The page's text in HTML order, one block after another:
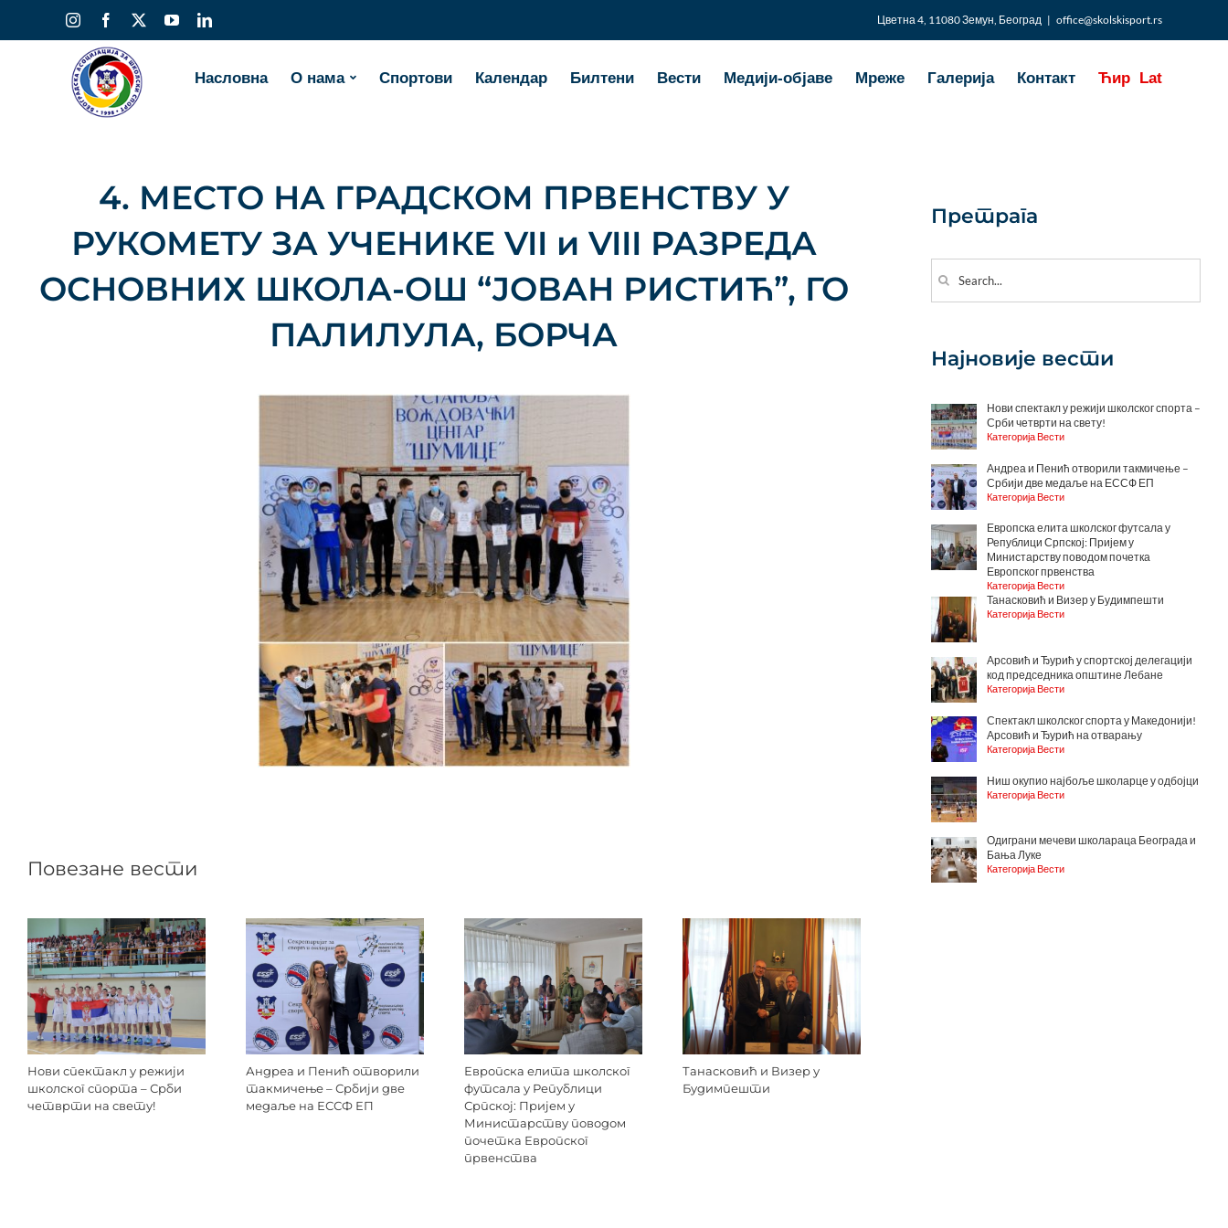
InstagramFacebook YouTubeLinkedIn Цветна 4, 11080 Земун, Београд | office@skolskisport.rs
Насловна О нама Спортови Календар Билтени Вести Медији-објаве Мреже Галерија Контакт Ћир Lat
4. МЕСТО НА ГРАДСКОМ ПРВЕНСТВУ У
РУКОМЕТУ ЗА УЧЕНИКЕ VII и VIII РАЗРЕДА
ОСНОВНИХ ШКОЛА-ОШ “ЈОВАН РИСТИЋ”, ГО
ПАЛИЛУЛА, БОРЧА
Повезане вести
Нови спектакл у режији
школског спорта – Срби
четврти на свету!
Андреа и Пенић отворили
такмичење – Србији две
медаље на ЕССФ ЕП
Европска елита школског
футсала у Републици
Српској: Пријем у
Министарству поводом
почетка Европског
првенства
Танасковић и Визер у
Будимпешти
Претрага
for:
Најновије вести
Нови спектакл у режији школског спорта –
Срби четврти на свету!
Категорија Вести
Андреа и Пенић отворили такмичење –
Србији две медаље на ЕССФ ЕП
Категорија Вести
Европска елита школског футсала у
Републици Српској: Пријем у
Министарству поводом почетка
Европског првенства
Категорија Вести
Танасковић и Визер у Будимпешти
Категорија Вести
Арсовић и Ђурић у спортској делегацији
код председника општине Лебане
Категорија Вести
Спектакл школског спорта у Македонији!
Арсовић и Ђурић на отварању
Категорија Вести
Ниш окупио најбоље школарце у одбојци
Категорија Вести
Одиграни мечеви школараца Београда и
Бања Луке
Категорија Вести